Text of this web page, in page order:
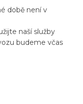
době není v
naší služby
budeme včas